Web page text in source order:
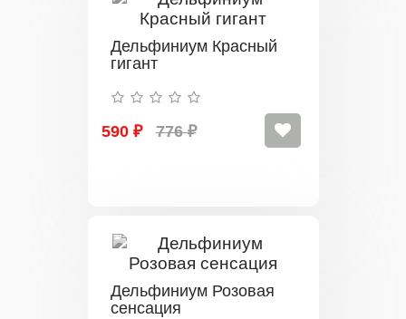
Дельфиниум Красный
гигант
590 ₽ 776 ₽
Дельфиниум Розовая
сенсация